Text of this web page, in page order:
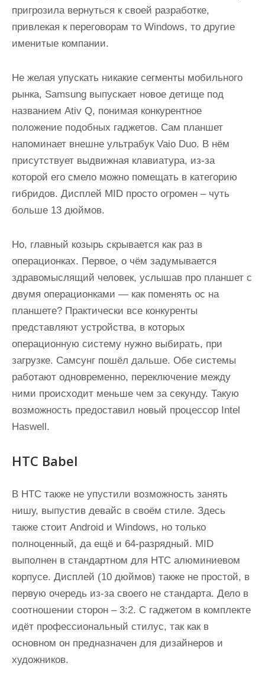
пригрозила вернуться к своей разработке,
привлекая к переговорам то Windows, то другие
именитые компании.
Не желая упускать никакие сегменты мобильного
рынка, Samsung выпускает новое детище под
названием Ativ Q, понимая конкурентное
положение подобных гаджетов. Сам планшет
напоминает внешне ультрабук Vaio Duo. В нём
присутствует выдвижная клавиатура, из-за
которой его смело можно помещать в категорию
гибридов. Дисплей MID просто огромен – чуть
больше 13 дюймов.
Но, главный козырь скрывается как раз в
операционках. Первое, о чём задумывается
здравомыслящий человек, услышав про планшет с
двумя операционками — как поменять ос на
планшете? Практически все конкуренты
представляют устройства, в которых
операционную систему нужно выбирать, при
загрузке. Самсунг пошёл дальше. Обе системы
работают одновременно, переключение между
ними происходит меньше чем за секунду. Такую
возможность предоставил новый процессор Intel
Haswell.
HTC Babel
В HTC также не упустили возможность занять
нишу, выпустив девайс в своём стиле. Здесь
также стоит Android и Windows, но только
полноценный, да ещё и 64-разрядный. MID
выполнен в стандартном для HTC алюминиевом
корпусе. Дисплей (10 дюймов) также не простой, в
первую очередь из-за своего не стандарта. Дело в
соотношении сторон – 3:2. С гаджетом в комплекте
идёт профессиональный стилус, так как в
основном он предназначен для дизайнеров и
художников.